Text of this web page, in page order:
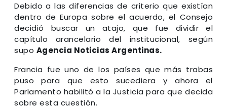
Debido a las diferencias de criterio que existían
dentro de Europa sobre el acuerdo, el Consejo
decidió buscar un atajo, que fue dividir el
capítulo arancelario del institucional, según
supo Agencia Noticias Argentinas.
Francia fue uno de los países que más trabas
puso para que esto sucediera y ahora el
Parlamento habilitó a la Justicia para que decida
sobre esta cuestión.